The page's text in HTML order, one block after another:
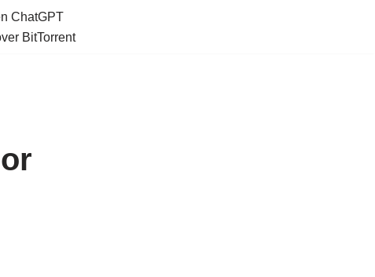
ChatGPT
BitTorrent